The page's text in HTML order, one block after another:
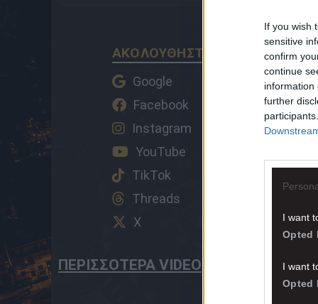
If you wish
sensitive
confirm
continue
information
further
I want
Opted
I want
Opted
ΑΚΟΛΟΥΘΗΣΤΕ ΤΟ AEK1924
Google
Facebook
Instagram
YouTube
TikTok
Threads
X
ΠΕΡΙΣΣΟΤΕΡΑ VIDEO